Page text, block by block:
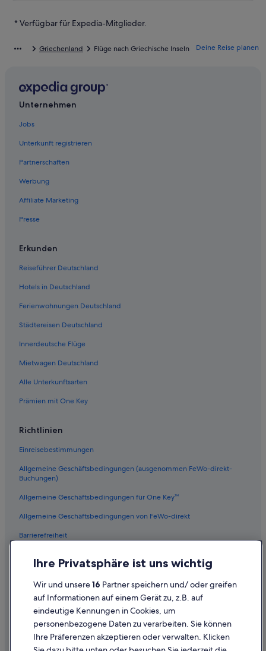
* Verfügbar für Expedia-Mitglieder.
Griechenland Flüge nach Griechische Inseln Deine Reise planen
Unternehmen
Jobs
Unterkunft registrieren
Partnerschaften
Werbung
Affiliate Marketing
Presse
Erkunden
Reiseführer Deutschland
Hotels in Deutschland
Ferienwohnungen Deutschland
Städtereisen Deutschland
Innerdeutsche Flüge
Mietwagen Deutschland
Alle Unterkunftsarten
Prämien mit One Key
Richtlinien
Einreisebestimmungen
Allgemeine Geschäftsbedingungen (ausgenommen FeWo-direkt-
Buchungen)
Allgemeine Geschäftsbedingungen für One Key™
Allgemeine Geschäftsbedingungen von FeWo-direkt
Barrierefreiheit
Inhaltsrichtlinien und Melden von Inhalten
Hilfe
Ihre Privatsphäre ist uns wichtig
Wir und unsere16 Partner speichern und/ oder greifen
auf Informationen auf einem Gerät zu, z.B. auf
eindeutige Kennungen in Cookies, um
personenbezogene Daten zu verarbeiten. Sie können
Ihre Präferenzen akzeptieren oder verwalten. Klicken